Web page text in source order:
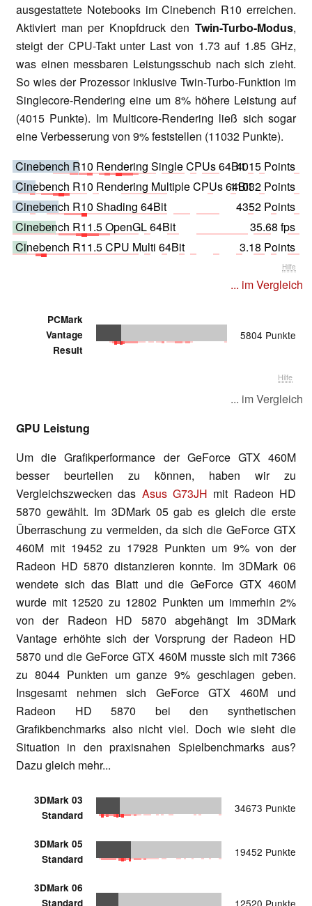
ausgestattete Notebooks im Cinebench R10 erreichen.
Aktiviert man per Knopfdruck den Twin-Turbo-Modus,
steigt der CPU-Takt unter Last von 1.73 auf 1.85 GHz,
was einen messbaren Leistungsschub nach sich zieht.
So wies der Prozessor inklusive Twin-Turbo-Funktion im
Singlecore-Rendering eine um 8% höhere Leistung auf
(4015 Punkte). Im Multicore-Rendering ließ sich sogar
eine Verbesserung von 9% feststellen (11032 Punkte).
Cinebench R10 Rendering Single CPUs 64Bit4015 Points
Cinebench R10 Rendering Multiple CPUs 64Bit11032 Points
Cinebench R10 Shading 64Bit
4352 Points
Cinebench R11.5 OpenGL 64Bit
35.68 fps
Cinebench R11.5 CPU Multi 64Bit
3.18 Points
Hilfe
... im Vergleich
PCMark
Vantage
Result
5804 Punkte
Hilfe
... im Vergleich
GPU Leistung
Um die Grafikperformance der GeForce GTX 460M
besser beurteilen zu können, haben wir zu
Vergleichszwecken das Asus G73JH mit Radeon HD
5870 gewählt. Im 3DMark 05 gab es gleich die erste
Überraschung zu vermelden, da sich die GeForce GTX
460M mit 19452 zu 17928 Punkten um 9% von der
Radeon HD 5870 distanzieren konnte. Im 3DMark 06
wendete sich das Blatt und die GeForce GTX 460M
wurde mit 12520 zu 12802 Punkten um immerhin 2%
von der Radeon HD 5870 abgehängt Im 3DMark
Vantage erhöhte sich der Vorsprung der Radeon HD
5870 und die GeForce GTX 460M musste sich mit 7366
zu 8044 Punkten um ganze 9% geschlagen geben.
Insgesamt nehmen sich GeForce GTX 460M und
Radeon HD 5870 bei den synthetischen
Grafikbenchmarks also nicht viel. Doch wie sieht die
Situation in den praxisnahen Spielbenchmarks aus?
Dazu gleich mehr...
3DMark 03
Standard
34673 Punkte
3DMark 05
Standard
19452 Punkte
3DMark 06
Standard
12520 Punkte